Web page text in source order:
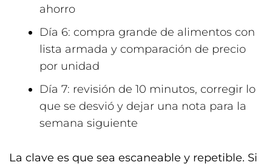
ahorro
Día 6: compra grande de alimentos con
lista armada y comparación de precio
por unidad
Día 7: revisión de 10 minutos, corregir lo
que se desvió y dejar una nota para la
semana siguiente
La clave es que sea escaneable y repetible. Si